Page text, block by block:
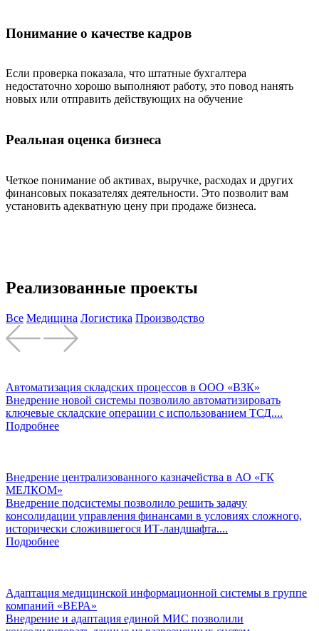
Понимание о качестве кадров
Если проверка показала, что штатные бухгалтера
недостаточно хорошо выполняют работу, это повод нанять
новых или отправить действующих на обучение
Реальная оценка бизнеса
Четкое понимание об активах, выручке, расходах и других
финансовых показателях деятельности. Это позволит вам
установить адекватную цену при продаже бизнеса.
Реализованные проекты
Все Медицина Логистика Производство
Автоматизация складских процессов в ООО «ВЗК»
Внедрение новой системы позволило автоматизировать
ключевые складские операции с использованием ТСД....
Подробнее
Внедрение централизованного казначейства в АО «ГК
МЕЛКОМ»
Внедрение подсистемы позволило решить задачу
консолидации управления финансами в условиях сложного,
исторически сложившегося ИТ-ландшафта....
Подробнее
Адаптация медицинской информационной системы в группе
компаний «ВЕРА»
Внедрение и адаптация единой МИС позволили